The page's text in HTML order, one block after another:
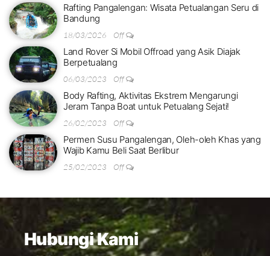
Rafting Pangalengan: Wisata Petualangan Seru di
Bandung
18/03/2026 Off
Land Rover Si Mobil Offroad yang Asik Diajak
Berpetualang
06/03/2023 Off
Body Rafting, Aktivitas Ekstrem Mengarungi
Jeram Tanpa Boat untuk Petualang Sejati!
26/02/2023 Off
Permen Susu Pangalengan, Oleh-oleh Khas yang
Wajib Kamu Beli Saat Berlibur
25/02/2023 Off
Hubungi Kami